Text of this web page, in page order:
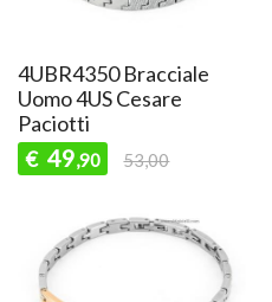
4UBR4350 Bracciale
Uomo 4US Cesare
Paciotti
€ 49,90 53,00